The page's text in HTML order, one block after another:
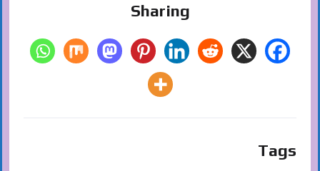
Sharing
Tags